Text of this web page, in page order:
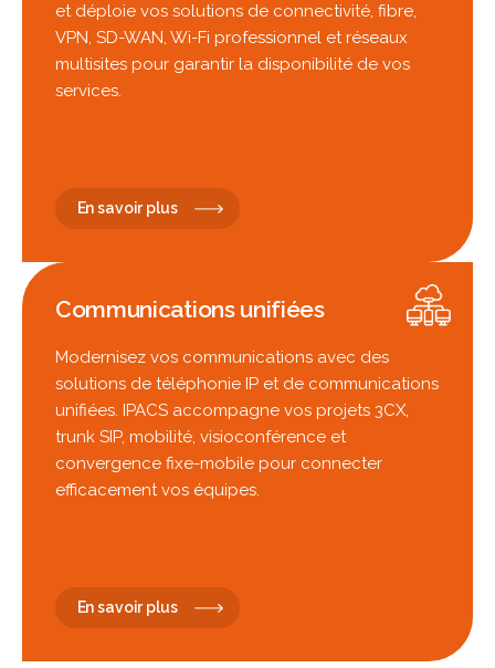
et déploie vos solutions de connectivité, fibre,
VPN, SD-WAN, Wi-Fi professionnel et réseaux
multisites pour garantir la disponibilité de vos
services.
En savoir plus
Communications unifiées
Modernisez vos communications avec des
solutions de téléphonie IP et de communications
unifiées. IPACS accompagne vos projets 3CX,
trunk SIP, mobilité, visioconférence et
convergence fixe-mobile pour connecter
efficacement vos équipes.
En savoir plus